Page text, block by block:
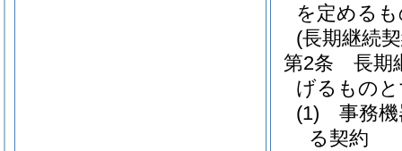
を定める
(長期継続
第2条
長期
げるもの
(1)
事務
る契約